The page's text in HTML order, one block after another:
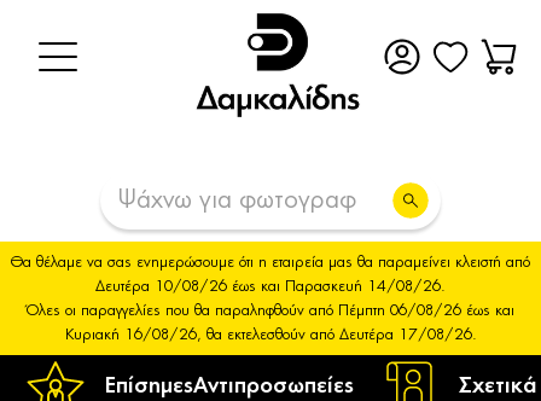
ΕπίσημεςΑντιπροσωπείες
Θα θέλαμε να σας ενημερώσουμε ότι η εταιρεία μας θα παραμείνει κλειστή από
Δευτέρα 10/08/26 έως και Παρασκευή 14/08/26.
Όλες οι παραγγελίες που θα παραληφθούν από Πέμπτη 06/08/26 έως και
Κυριακή 16/08/26, θα εκτελεσθούν από Δευτέρα 17/08/26.